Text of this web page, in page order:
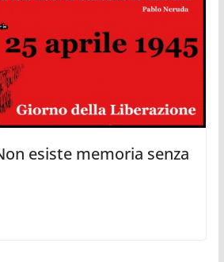
esiste memoria senza